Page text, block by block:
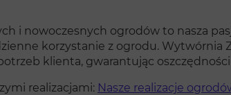
i nowoczesnych ogrodów to nasza
korzystanie z ogrodu.
klienta, gwarantując
realizacjami: Nasze realizacje